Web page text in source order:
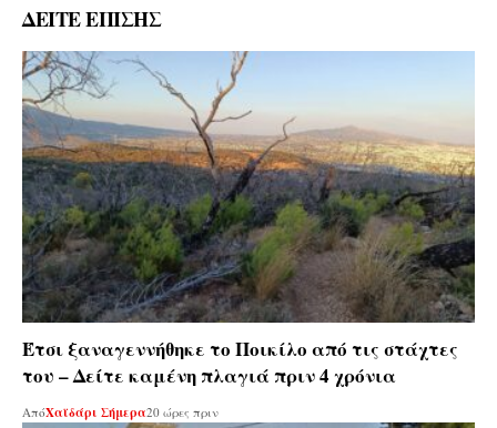
ΔΕΙΤΕ ΕΠΙΣΗΣ
Έτσι ξαναγεννήθηκε το Ποικίλο από τις στάχτες
του – Δείτε καμένη πλαγιά πριν 4 χρόνια
ΑπόΧαϊδάρι Σήμερα20 ώρες πριν